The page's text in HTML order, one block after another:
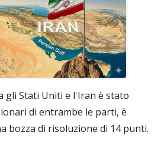
gli Stati Uniti e l'Iran è stato
di entrambe le parti, è
bozza di risoluzione di 14 punti.